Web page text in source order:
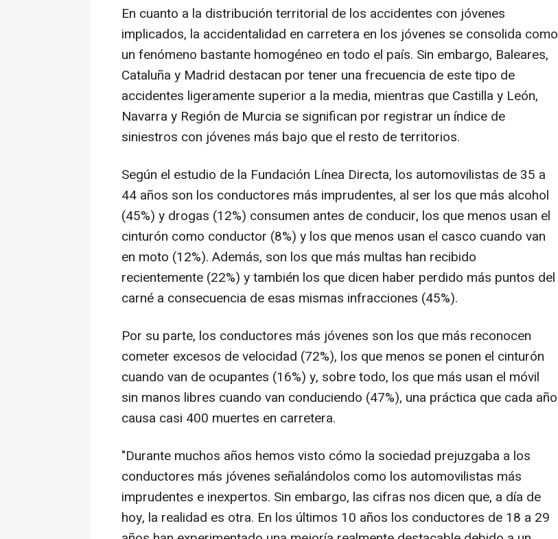
En cuanto a la distribución territorial de los accidentes con jóvenes
implicados, la accidentalidad en carretera en los jóvenes se consolida como
un fenómeno bastante homogéneo en todo el país. Sin embargo, Baleares,
Cataluña y Madrid destacan por tener una frecuencia de este tipo de
accidentes ligeramente superior a la media, mientras que Castilla y León,
Navarra y Región de Murcia se significan por registrar un índice de
siniestros con jóvenes más bajo que el resto de territorios.
Según el estudio de la Fundación Línea Directa, los automovilistas de 35 a
44 años son los conductores más imprudentes, al ser los que más alcohol
(45%) y drogas (12%) consumen antes de conducir, los que menos usan el
cinturón como conductor (8%) y los que menos usan el casco cuando van
en moto (12%). Además, son los que más multas han recibido
recientemente (22%) y también los que dicen haber perdido más puntos del
carné a consecuencia de esas mismas infracciones (45%).
Por su parte, los conductores más jóvenes son los que más reconocen
cometer excesos de velocidad (72%), los que menos se ponen el cinturón
cuando van de ocupantes (16%) y, sobre todo, los que más usan el móvil
sin manos libres cuando van conduciendo (47%), una práctica que cada año
causa casi 400 muertes en carretera.
"Durante muchos años hemos visto cómo la sociedad prejuzgaba a los
conductores más jóvenes señalándolos como los automovilistas más
imprudentes e inexpertos. Sin embargo, las cifras nos dicen que, a día de
hoy, la realidad es otra. En los últimos 10 años los conductores de 18 a 29